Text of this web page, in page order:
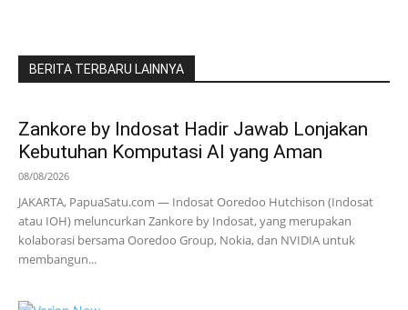
BERITA TERBARU LAINNYA
Zankore by Indosat Hadir Jawab Lonjakan
Kebutuhan Komputasi AI yang Aman
08/08/2026
JAKARTA, PapuaSatu.com — Indosat Ooredoo Hutchison (Indosat
atau IOH) meluncurkan Zankore by Indosat, yang merupakan
kolaborasi bersama Ooredoo Group, Nokia, dan NVIDIA untuk
membangun...